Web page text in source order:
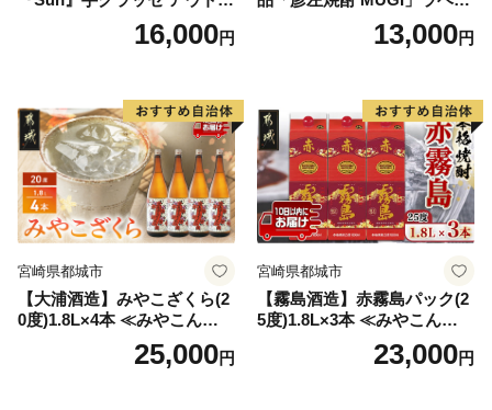
ア ソロキャンプ ベランピン
グ 巣ごもり 就労支援16,000円
変更品 飲み比べ セット 合計
2本 720ml×各1本 25度 焼酎
13,000円
宮崎県都城市
【大浦酒造】みやこざくら(2
0度)1.8L×4本 ≪みやこんじょ
特急便≫_AD-077125,000円
宮崎県都城市
【霧島酒造】赤霧島パック(2
5度)1.8L×3本 ≪みやこんじょ
特急便≫_23-07-K03P-1800-3
23,000円